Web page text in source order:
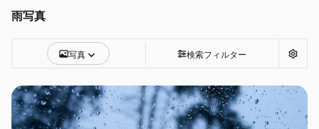
雨写真
写真 検索フィルター